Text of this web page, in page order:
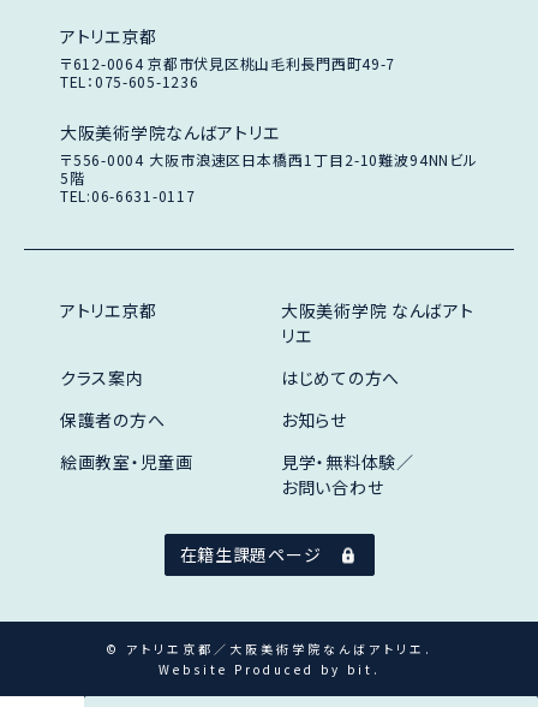
アトリエ京都
〒612-0064京都市伏見区桃山毛利長門西町49-7
TEL：075-605-1236
大阪美術学院なんばアトリエ
〒556-0004 大阪市浪速区日本橋西1丁目2-10難波94NNビル
5階
TEL:06-6631-0117
アトリエ京都
大阪美術学院 なんばアト
リエ
クラス案内
はじめての方へ
保護者の方へ
お知らせ
絵画教室・児童画
見学・無料体験／
お問い合わせ
在籍生課題ページ
© アトリエ京都／大阪美術学院なんばアトリエ.
Website Produced by bit.